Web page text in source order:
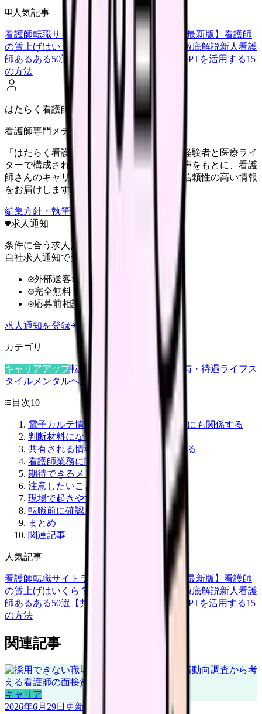
人気記事
看護師転職サイトランキングTOP5【2026年最新版】 看護師
の賃上げはいくら？2026年度の最新情報を徹底解説新人看護
師あるある50選【共感必至】
看護師がChatGPTを活用する15
の方法
はたらく看護師さん編集部
看護師専門メディア
「はたらく看護師さん」編集部は、看護師経験者と医療ライ
ターで構成されています。現場のリアルな声をもとに、看護
師さんのキャリア・転職・働き方に関する信頼性の高い情報
をお届けします。
編集方針・執筆体制・監修体制を見る
求人通知
条件に合う求人だけ
自社求人通知で受け取る
外部送客なし
完全無料
応募前相談OK
求人通知を登録
カテゴリ
キャリアアップ転職ガイド 職場環境 給与・待遇ライフス
タイル メンタルヘルス
目次10
電子カルテ情報共有サービスは看護師にも関係する
判断材料になる一次情報
共有される情報を看護業務に置き換える
看護師業務に関係する場面
期待できるメリット
注意したいこと
現場で起きやすい落とし穴
転職前に確認したいDX環境
まとめ
関連記事
人気記事
看護師転職サイトランキングTOP5【2026年最新版】 看護師
の賃上げはいくら？2026年度の最新情報を徹底解説新人看護
師あるある50選【共感必至】
看護師がChatGPTを活用する15
の方法
関連記事
キャリア
2026年6月29日 更新